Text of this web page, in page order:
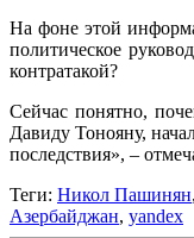
На фоне этой
политическое
контратакой?
Сейчас понятно,
Давиду Тонояну,
последствия», –
Теги: Никол Пашинян,
Азербайджан, yandex